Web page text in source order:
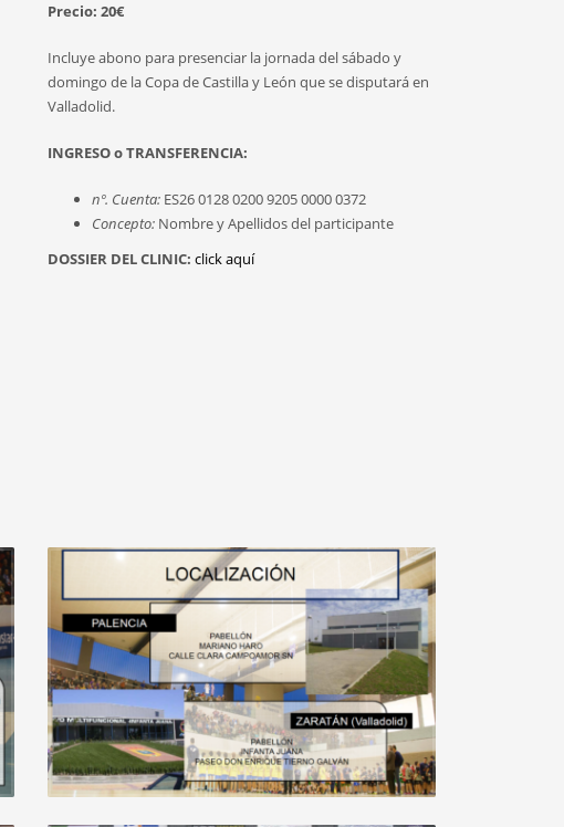
Precio: 20€
Incluye abono para presenciar la jornada del sábado y
domingo de la Copa de Castilla y León que se disputará en
Valladolid.
INGRESO o TRANSFERENCIA:
nº. Cuenta: ES26 0128 0200 9205 0000 0372
Concepto: Nombre y Apellidos del participante
DOSSIER DEL CLINIC: click aquí